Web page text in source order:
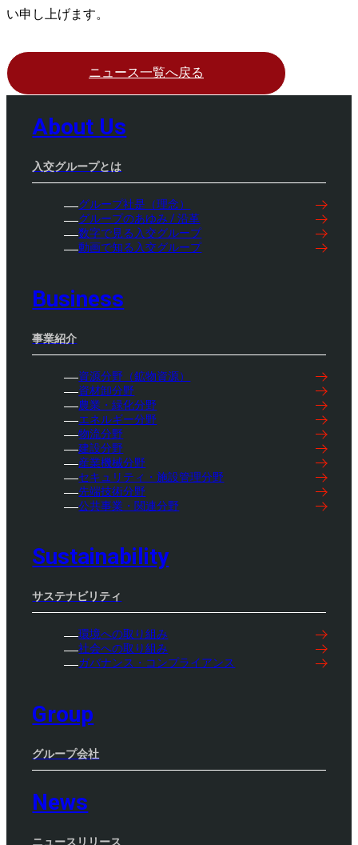
い申し上げます。
ニュース一覧へ戻る
About Us
入交グループとは
グループ社是（理念）
グループのあゆみ / 沿革
数字で見る入交グループ
動画で知る入交グループ
Business
事業紹介
資源分野（鉱物資源）
資材卸分野
農業・緑化分野
エネルギー分野
物流分野
建設分野
産業機械分野
セキュリティ・施設管理分野
先端技術分野
公共事業・関連分野
Sustainability
サステナビリティ
環境への取り組み
社会への取り組み
ガバナンス・コンプライアンス
Group
グループ会社
News
ニュースリリース